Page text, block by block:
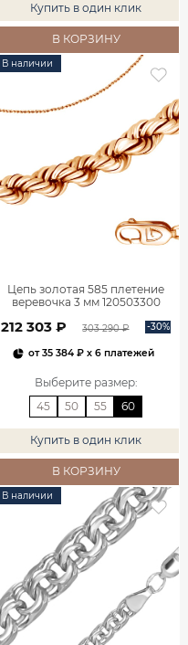
Купить в один клик
В КОРЗИНУ
В наличии
Цепь золотая 585 плетение
веревочка 3 мм 120503300
212 303 ₽ 303 290 ₽ -30%
от35 384 ₽ x 6 платежей
Выберите размер:
45
50 55 60
Купить в один клик
В КОРЗИНУ
В наличии